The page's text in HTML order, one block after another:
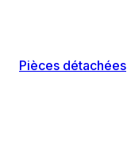
Pièces détachées